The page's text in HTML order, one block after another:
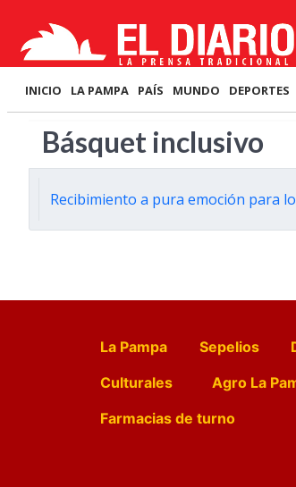
INICIO LA PAMPA PAÍS MUNDO DEPORTES
Básquet inclusivo
Recibimiento a pura emoción para
La Pampa Sepelios
Culturales
Agro La
Farmacias de turno